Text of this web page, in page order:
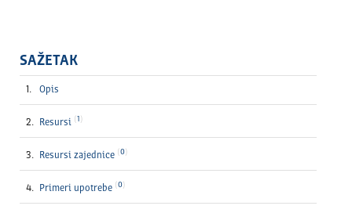
SAŽETAK
Opis
Resursi 1
Resursi zajednice 0
Primeri upotrebe 0